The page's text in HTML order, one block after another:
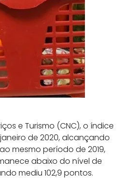
e Turismo (CNC), o índice
de 2020, alcançando
mesmo período de 2019,
abaixo do nível de
mediu 102,9 pontos.